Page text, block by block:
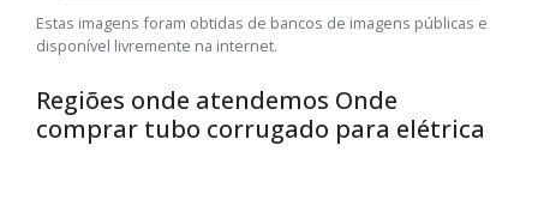
Estas imagens foram obtidas de bancos de imagens públicas e
disponível livremente na internet.
Regiões onde atendemos Onde
comprar tubo corrugado para elétrica